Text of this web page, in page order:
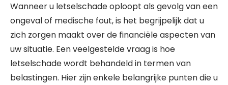
Wanneer u letselschade oploopt als gevolg van een
ongeval of medische fout, is het begrijpelijk dat u
zich zorgen maakt over de financiële aspecten van
uw situatie. Een veelgestelde vraag is hoe
letselschade wordt behandeld in termen van
belastingen. Hier zijn enkele belangrijke punten die u